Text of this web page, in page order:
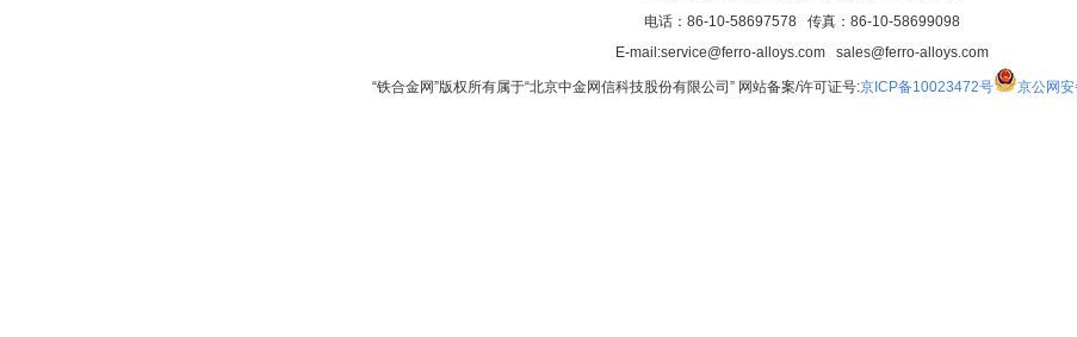
电话：86-10-58697578 传真：86-10-58699098
E-mail:service@ferro-alloys.com sales@ferro-alloys.com
“铁合金网”版权所有属于“北京中金网信科技股份有限公司” 网站备案/许可证号:京ICP备10023472号 京公网